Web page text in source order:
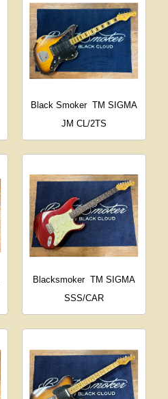
Black Smoker TM SIGMA
JM CL/2TS
Blacksmoker TM SIGMA
SSS/CAR